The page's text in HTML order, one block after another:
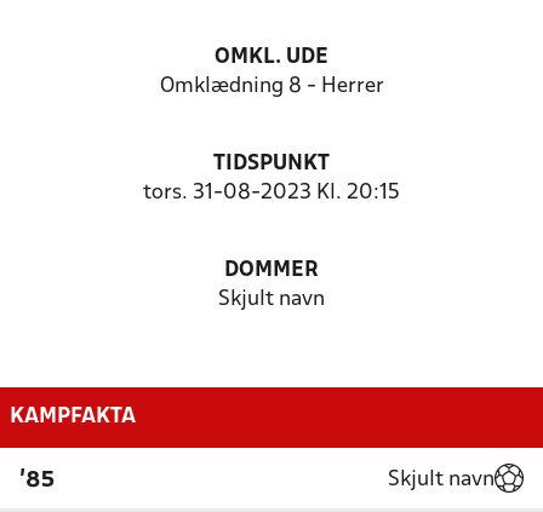
OMKL. UDE
Omklædning 8 - Herrer
TIDSPUNKT
tors. 31-08-2023 Kl. 20:15
DOMMER
Skjult navn
KAMPFAKTA
'85 Skjult navn